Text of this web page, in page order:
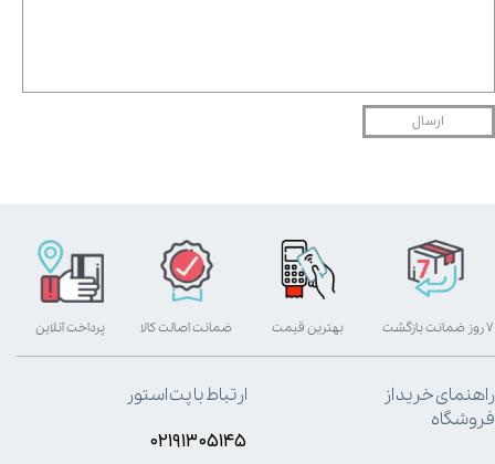
ارسال
بهترین قیمت پرداخت آنلاین ۷ روز ضمانت بازگشت ضمانت اصالت کالا
راهنمای خرید از
فروشگاه
ارتباط با پت استور
۰۲۱۹۱۳۰۵۱۴۵